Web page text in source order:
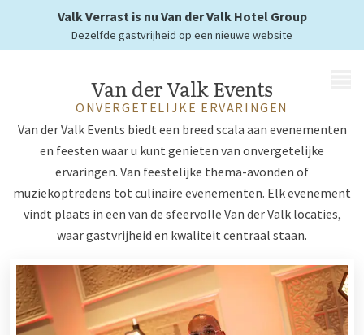
Valk Verrast is nu Van der Valk Hotel Group
Dezelfde gastvrijheid op een nieuwe website
met een hotelovernachting
Van der Valk Events
ONVERGETELIJKE ERVARINGEN
Van der Valk Events biedt een breed scala aan evenementen
en feesten waar u kunt genieten van onvergetelijke
ervaringen. Van feestelijke thema-avonden of
muziekoptredens tot culinaire evenementen. Elk evenement
vindt plaats in een van de sfeervolle Van der Valk locaties,
waar gastvrijheid en kwaliteit centraal staan.